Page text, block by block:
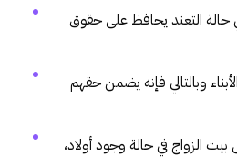
حالة التعند يحافظ على حقوق
وبالتالي فإنه يضمن حقهم
الزواج في حالة وجود أولاد،